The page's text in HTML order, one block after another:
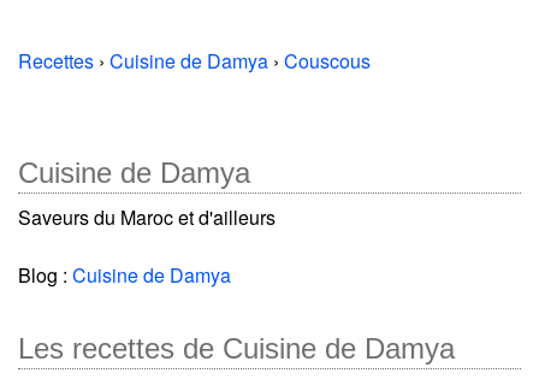
Recettes › Cuisine de Damya › Couscous
Cuisine de Damya
Saveurs du Maroc et d'ailleurs
Blog : Cuisine de Damya
Les recettes de Cuisine de Damya